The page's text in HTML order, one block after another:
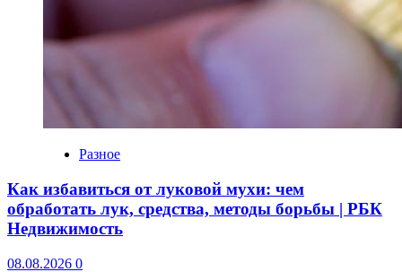
Разное
Как избавиться от луковой мухи: чем
обработать лук, средства, методы борьбы | РБК
Недвижимость
08.08.2026 0